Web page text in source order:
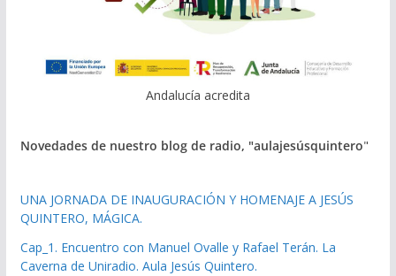
Andalucía acredita
Novedades de nuestro blog de radio, "aulajesúsquintero"
UNA JORNADA DE INAUGURACIÓN Y HOMENAJE A JESÚS
QUINTERO, MÁGICA.
Cap_1. Encuentro con Manuel Ovalle y Rafael Terán. La
Caverna de Uniradio. Aula Jesús Quintero.